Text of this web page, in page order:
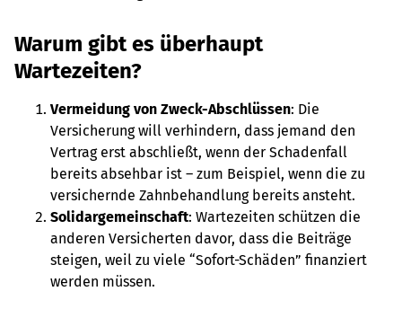
Warum gibt es überhaupt
Wartezeiten?
Vermeidung von Zweck-Abschlüssen: Die
Versicherung will verhindern, dass jemand den
Vertrag erst abschließt, wenn der Schadenfall
bereits absehbar ist – zum Beispiel, wenn die zu
versichernde Zahnbehandlung bereits ansteht.
Solidargemeinschaft: Wartezeiten schützen die
anderen Versicherten davor, dass die Beiträge
steigen, weil zu viele “Sofort-Schäden” finanziert
werden müssen.